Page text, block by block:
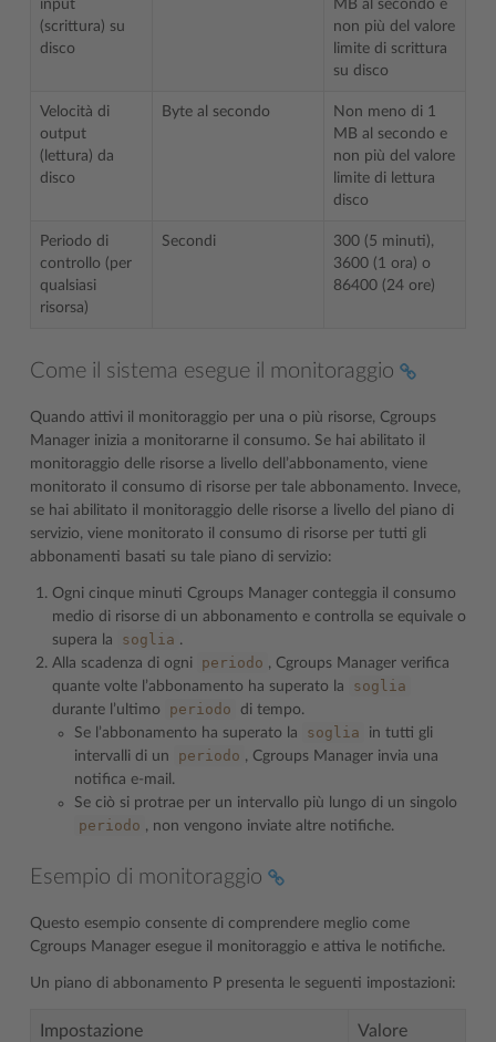
input
(scrittura) su
disco
MB al secondo e
non più del valore
limite di scrittura
su disco
Velocità di
output
(lettura) da
disco
Byte al secondo
Non meno di 1
MB al secondo e
non più del valore
limite di lettura
disco
Periodo di
controllo (per
qualsiasi
risorsa)
Secondi
300 (5 minuti),
3600 (1 ora) o
86400 (24 ore)
Come il sistema esegue il monitoraggio
Quando attivi il monitoraggio per una o più risorse, Cgroups
Manager inizia a monitorarne il consumo. Se hai abilitato il
monitoraggio delle risorse a livello dell’abbonamento, viene
monitorato il consumo di risorse per tale abbonamento. Invece,
se hai abilitato il monitoraggio delle risorse a livello del piano di
servizio, viene monitorato il consumo di risorse per tutti gli
abbonamenti basati su tale piano di servizio:
Ogni cinque minuti Cgroups Manager conteggia il consumo
medio di risorse di un abbonamento e controlla se equivale o
supera la
soglia .
Alla scadenza di ogni
periodo , Cgroups Manager verifica
quante volte l’abbonamento ha superato la
soglia
durante l’ultimo periodo
di tempo.
Se l’abbonamento ha superato la
soglia
in tutti gli
intervalli di un
periodo , Cgroups Manager invia una
notifica e-mail.
Se ciò si protrae per un intervallo più lungo di un singolo
periodo , non vengono inviate altre notifiche.
Esempio di monitoraggio
Questo esempio consente di comprendere meglio come
Cgroups Manager esegue il monitoraggio e attiva le notifiche.
Un piano di abbonamento P presenta le seguenti impostazioni:
Impostazione Valore